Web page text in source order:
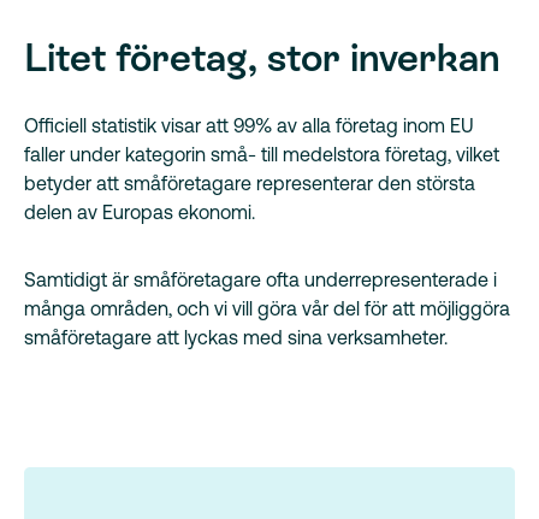
Litet företag, stor inverkan
Officiell statistik visar att 99% av alla företag inom EU
faller under kategorin små- till medelstora företag, vilket
betyder att småföretagare representerar den största
delen av Europas ekonomi.
Samtidigt är småföretagare ofta underrepresenterade i
många områden, och vi vill göra vår del för att möjliggöra
småföretagare att lyckas med sina verksamheter.